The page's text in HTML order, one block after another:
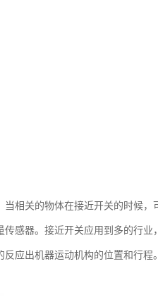
相关的物体在接近开关的时候，
感器。接近开关应用到多的行业
应出机器运动机构的位置和行程。